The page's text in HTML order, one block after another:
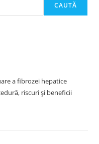
CAUTĂ
a fibrozei hepatice
riscuri și beneficii